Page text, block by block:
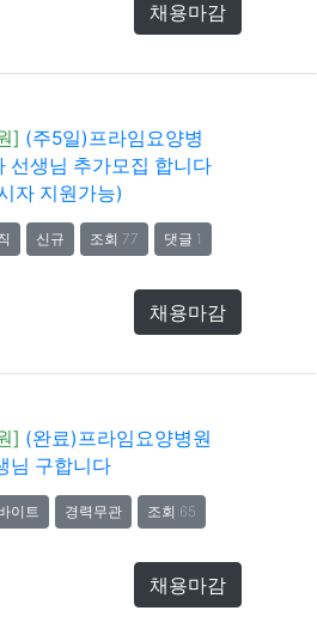
채용마감
] (주5일)프라임요양병
선생님 추가모집 합니다
자 지원가능)
신규 조회 77
댓글 1
채용마감
] (완료)프라임요양병원
님 구합니다
이트 경력무관
조회 65
채용마감